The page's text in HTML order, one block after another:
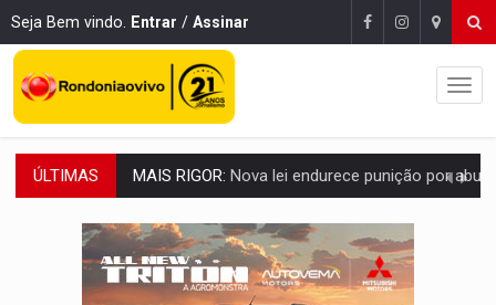
Seja Bem vindo. Entrar / Assinar
ÚLTIMAS POLUIÇÃO E RISCOS: Retirada de fiação irregular avança no país e em PVH
VÍDEO:Armado com machado, homem ameaça matar sobrinha grávida e
TRIBUNAL DO CRIME:Homem é espancado por facção criminosa